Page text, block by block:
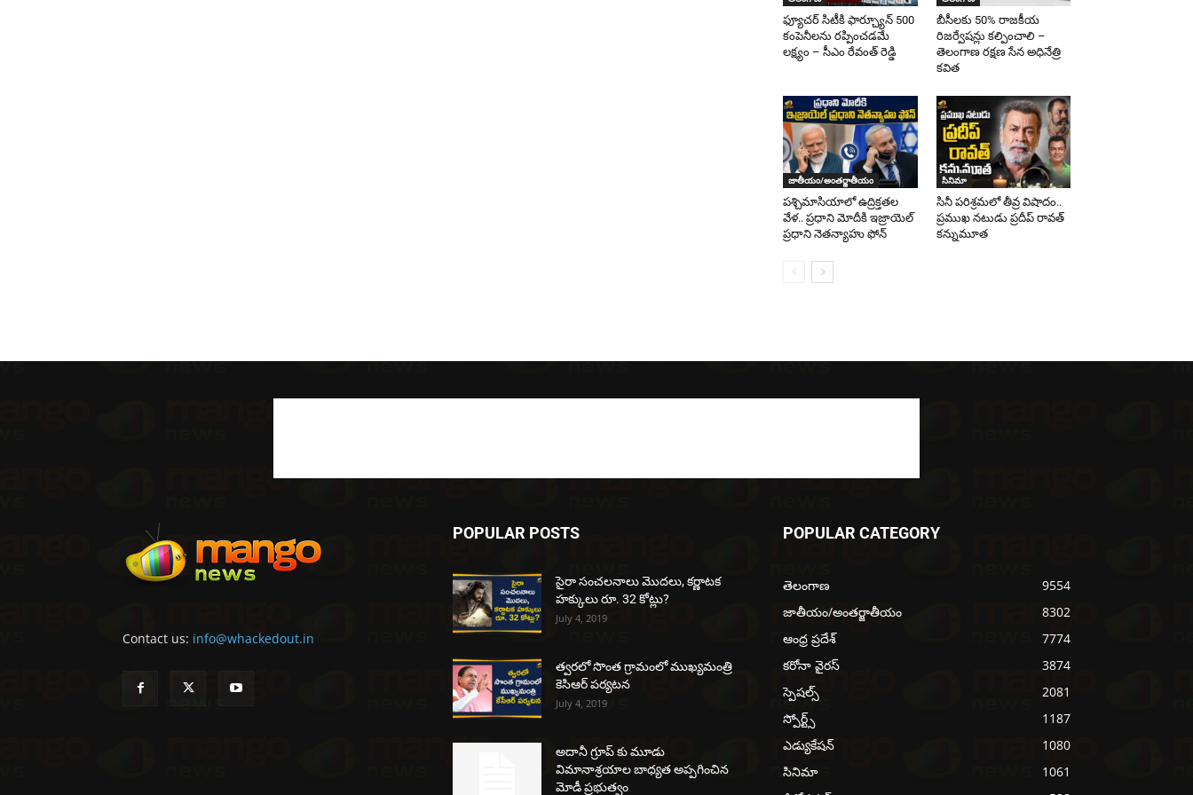
ఫ్యూచర్ సిటీకి ఫార్చ్యూన్ 500
కంపెనీలను రప్పించడమే
లక్ష్యం – సీఎం రేవంత్ రెడ్డి
బీసీలకు 50% రాజకీయ
రిజర్వేషన్లు కల్పించాలి –
తెలంగాణ రక్షణ సేన అధినేత్రి
కవిత
జాతీయం/అంతర్జాతీయం
పశ్చిమాసియాలో ఉద్రిక్తతల
వేళ.. ప్రధాని మోదీకి ఇజ్రాయెల్
ప్రధాని నెతన్యాహు ఫోన్
సినిమా
సినీ పరిశ్రమలో తీవ్ర విషాదం..
ప్రముఖ నటుడు ప్రదీప్ రావత్
కన్నుమూత
Contact us: info@whackedout.in
POPULAR POSTS
సైరా సంచలనాలు మొదలు, కర్ణాటక
హక్కులు రూ. 32 కోట్లు?
July 4, 2019
త్వరలో సొంత గ్రామంలో ముఖ్యమంత్రి
కెసిఆర్ పర్యటన
July 4, 2019
అదానీ గ్రూప్ కు మూడు
విమానాశ్రయాల బాధ్యత అప్పగించిన
మోడీ ప్రభుత్వం
POPULAR CATEGORY
తెలంగాణ
9554
జాతీయం/అంతర్జాతీయం
8302
ఆంధ్ర ప్రదేశ్
7774
కరోనా వైరస్
3874
స్పెషల్స్
2081
స్పోర్ట్స్
1187
ఎడ్యుకేషన్
1080
సినిమా
1061